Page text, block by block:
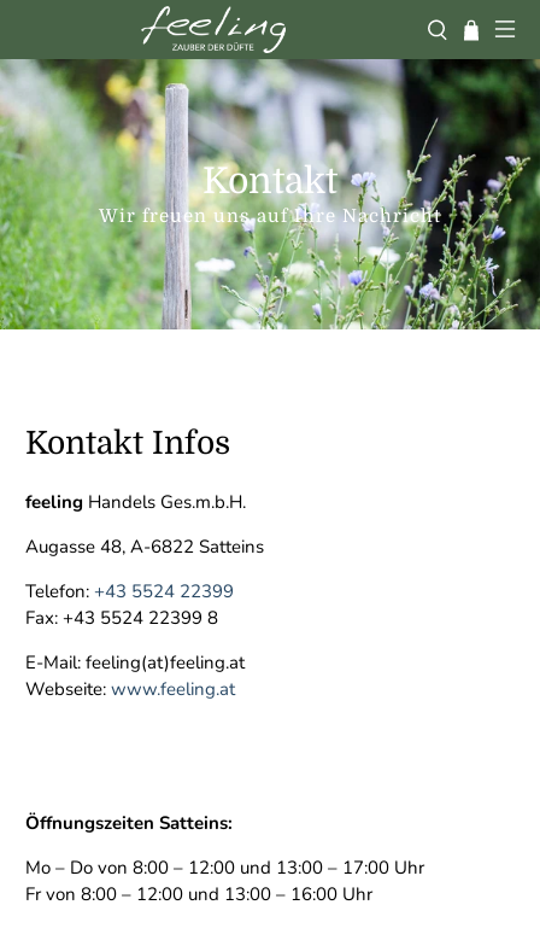
Kontakt
Wir freuen uns auf Ihre Nachricht
Kontakt Infos
feeling Handels Ges.m.b.H.
Augasse 48, A-6822 Satteins
Telefon:+43 5524 22399
Fax: +43 5524 22399 8
E-Mail: feeling(at)feeling.at
Webseite:www.feeling.at
Öffnungszeiten Satteins:
Mo – Do von 8:00 – 12:00 und 13:00 – 17:00 Uhr
Fr von 8:00 – 12:00 und 13:00 – 16:00 Uhr